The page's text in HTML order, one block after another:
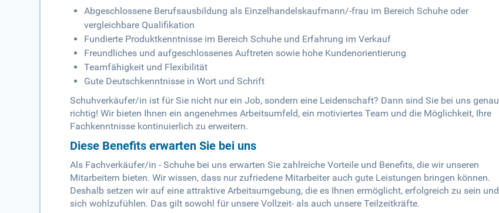
Abgeschlossene Berufsausbildung als Einzelhandelskaufmann/-frau im Bereich Schuhe oder
vergleichbare Qualifikation
Fundierte Produktkenntnisse im Bereich Schuhe und Erfahrung im Verkauf
Freundliches und aufgeschlossenes Auftreten sowie hohe Kundenorientierung
Teamfähigkeit und Flexibilität
Gute Deutschkenntnisse in Wort und Schrift
Schuhverkäufer/in ist für Sie nicht nur ein Job, sondern eine Leidenschaft? Dann sind Sie bei uns genau
richtig! Wir bieten Ihnen ein angenehmes Arbeitsumfeld, ein motiviertes Team und die Möglichkeit, Ihre
Fachkenntnisse kontinuierlich zu erweitern.
Diese Benefits erwarten Sie bei uns
Als Fachverkäufer/in - Schuhe bei uns erwarten Sie zahlreiche Vorteile und Benefits, die wir unseren
Mitarbeitern bieten. Wir wissen, dass nur zufriedene Mitarbeiter auch gute Leistungen bringen können.
Deshalb setzen wir auf eine attraktive Arbeitsumgebung, die es Ihnen ermöglicht, erfolgreich zu sein und
sich wohlzufühlen. Das gilt sowohl für unsere Vollzeit- als auch unsere Teilzeitkräfte.